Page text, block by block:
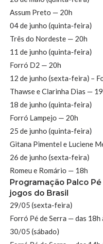
Assum Preto — 20h
04 de junho (quinta-feira)
Três do Nordeste — 20h
11 de junho (quinta-feira)
Forró D2 — 20h
12 de junho (sexta-feira) –
Thawse e Clarinha Dias —
18 de junho (quinta-feira)
Forró Lampejo — 20h
25 de junho (quinta-feira)
Gitana Pimentel e Luciene
26 de junho (sexta-feira)
Romeu e Romário — 18h
Programação Palco
jogos do Brasil
29/05 (sexta-feira)
Forró Pé de Serra — das 18h
30/05 (sábado)